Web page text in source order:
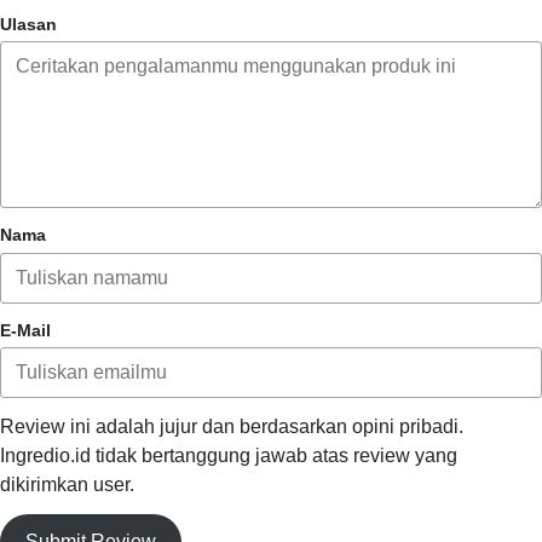
Ulasan
Nama
E-Mail
Review ini adalah jujur dan berdasarkan opini pribadi.
Ingredio.id tidak bertanggung jawab atas review yang
dikirimkan user.